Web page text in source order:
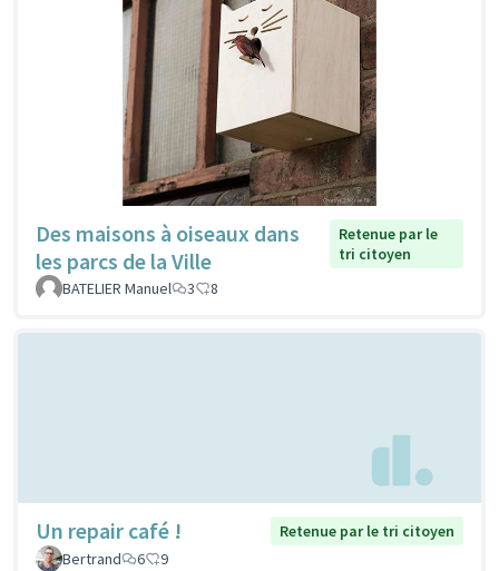
Des maisons à oiseaux dans
les parcs de la Ville
Retenue par le
tri citoyen
BATELIER Manuel
3 8
Un repair café !
Retenue par le tri citoyen
Bertrand
6 9